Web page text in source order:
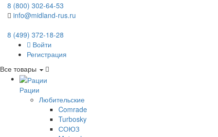
8 (800) 302-64-53
info@midland-rus.ru
8 (499) 372-18-28
Войти
Регистрация
Все товары
Рации
Любительские
Comrade
Turbosky
СОЮЗ